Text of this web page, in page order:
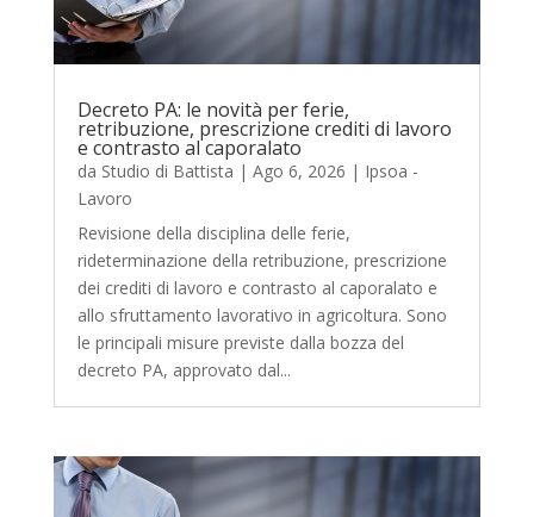
Decreto PA: le novità per ferie,
retribuzione, prescrizione crediti di lavoro
e contrasto al caporalato
da Studio di Battista | Ago 6, 2026 | Ipsoa -
Lavoro
Revisione della disciplina delle ferie,
rideterminazione della retribuzione, prescrizione
dei crediti di lavoro e contrasto al caporalato e
allo sfruttamento lavorativo in agricoltura. Sono
le principali misure previste dalla bozza del
decreto PA, approvato dal...